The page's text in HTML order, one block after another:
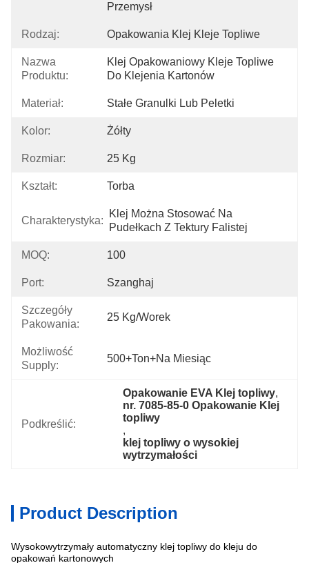
Przemysł
Rodzaj: Opakowania Klej Kleje Topliwe
Nazwa
Produktu:
Klej Opakowaniowy Kleje Topliwe
Do Klejenia Kartonów
Materiał: Stałe Granulki Lub Peletki
Kolor: Żółty
Rozmiar: 25 Kg
Kształt: Torba
Charakterystyka:
Klej Można Stosować Na
Pudełkach Z Tektury Falistej
MOQ: 100
Port: Szanghaj
Szczegóły
Pakowania:
25 Kg/worek
Możliwość
Supply:
500+Ton+na Miesiąc
Podkreślić:
Opakowanie EVA Klej topliwy,
nr. 7085-85-0 Opakowanie Klej
topliwy
,
klej topliwy o wysokiej
wytrzymałości
Product Description
Wysokowytrzymały automatyczny klej topliwy do kleju do
opakowań kartonowych